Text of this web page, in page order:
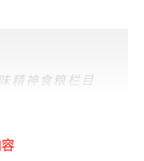
精神食粮栏目
”是什么？